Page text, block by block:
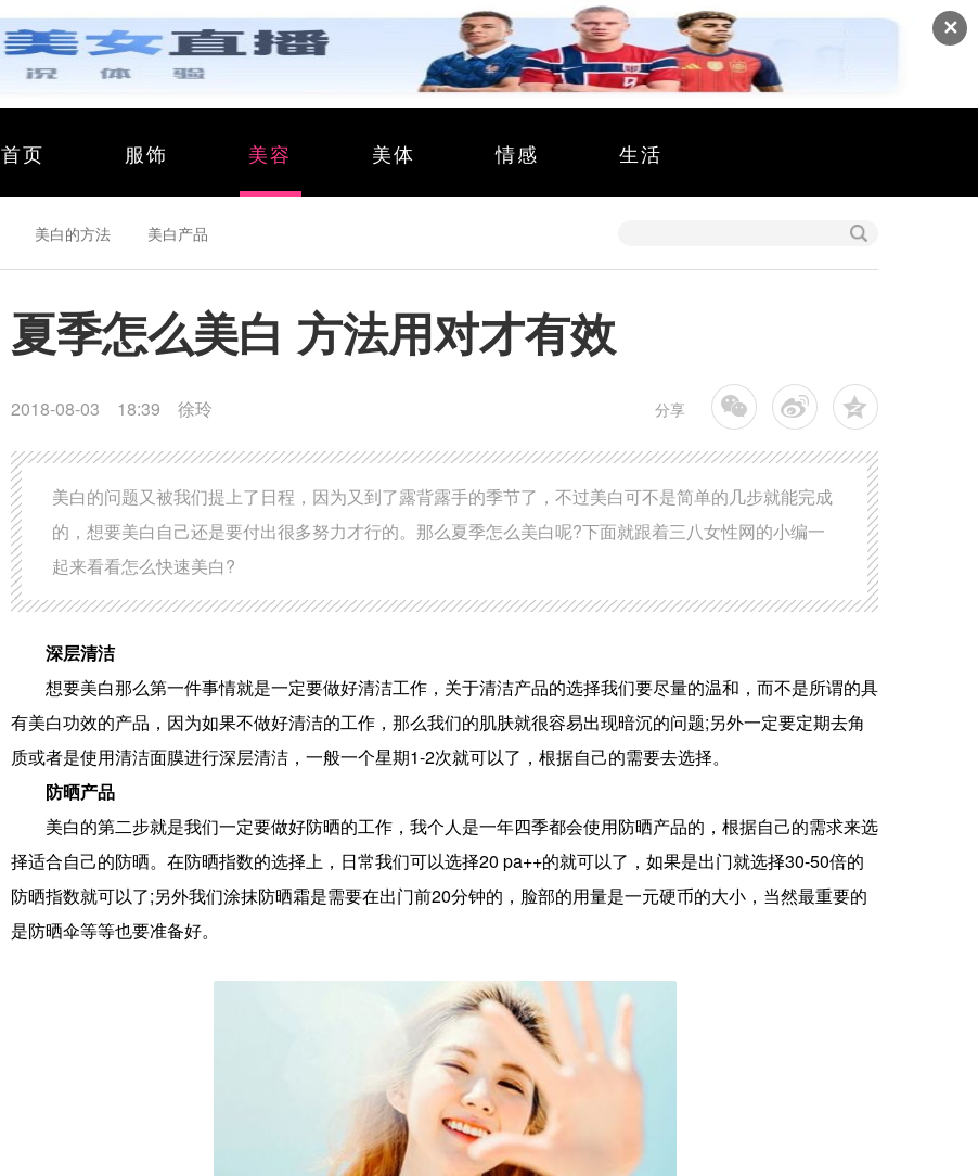
✕
首页 服饰 美容 美体 情感 生活
美白的方法 美白产品
夏季怎么美白 方法用对才有效
2018-08-03 18:39 徐玲 分享
美白的问题又被我们提上了日程，因为又到了露背露手的季节了，不过美白可不是简单的几步就能完成
的，想要美白自己还是要付出很多努力才行的。那么夏季怎么美白呢?下面就跟着三八女性网的小编一
起来看看怎么快速美白?
深层清洁
想要美白那么第一件事情就是一定要做好清洁工作，关于清洁产品的选择我们要尽量的温和，而不是所谓的具
有美白功效的产品，因为如果不做好清洁的工作，那么我们的肌肤就很容易出现暗沉的问题;另外一定要定期去角
质或者是使用清洁面膜进行深层清洁，一般一个星期1-2次就可以了，根据自己的需要去选择。
防晒产品
美白的第二步就是我们一定要做好防晒的工作，我个人是一年四季都会使用防晒产品的，根据自己的需求来选
择适合自己的防晒。在防晒指数的选择上，日常我们可以选择20 pa++的就可以了，如果是出门就选择30-50倍的
防晒指数就可以了;另外我们涂抹防晒霜是需要在出门前20分钟的，脸部的用量是一元硬币的大小，当然最重要的
是防晒伞等等也要准备好。